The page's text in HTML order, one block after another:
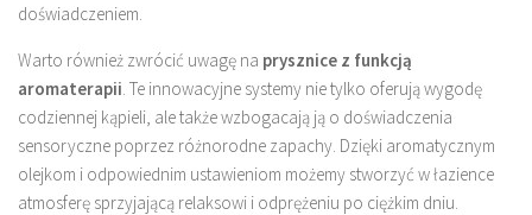
doświadczeniem.
Warto również zwrócić uwagę na prysznice z funkcją
aromaterapii . Te innowacyjne systemy nie tylko oferują wygodę
codziennej kąpieli, ale także wzbogacają ją o doświadczenia
sensoryczne poprzez różnorodne zapachy. Dzięki aromatycznym
olejkom i odpowiednim ustawieniom możemy stworzyć w łazience
atmosferę sprzyjającą relaksowi i odprężeniu po ciężkim dniu.